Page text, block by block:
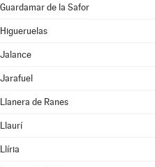
Guardamar de la Safor
Higueruelas
Jalance
Jarafuel
Llanera de Ranes
Llaurí
Llíria